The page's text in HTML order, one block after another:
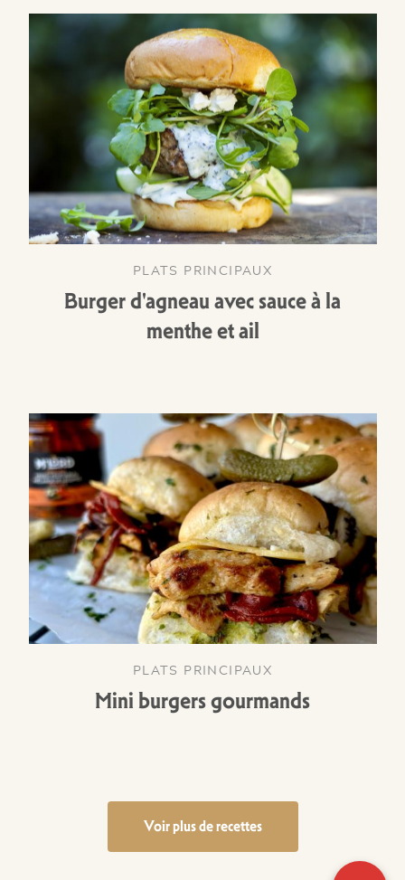
PLATS PRINCIPAUX
Burger d'agneau avec sauce à la
menthe et ail
PLATS PRINCIPAUX
Mini burgers gourmands
Voir plus de recettes